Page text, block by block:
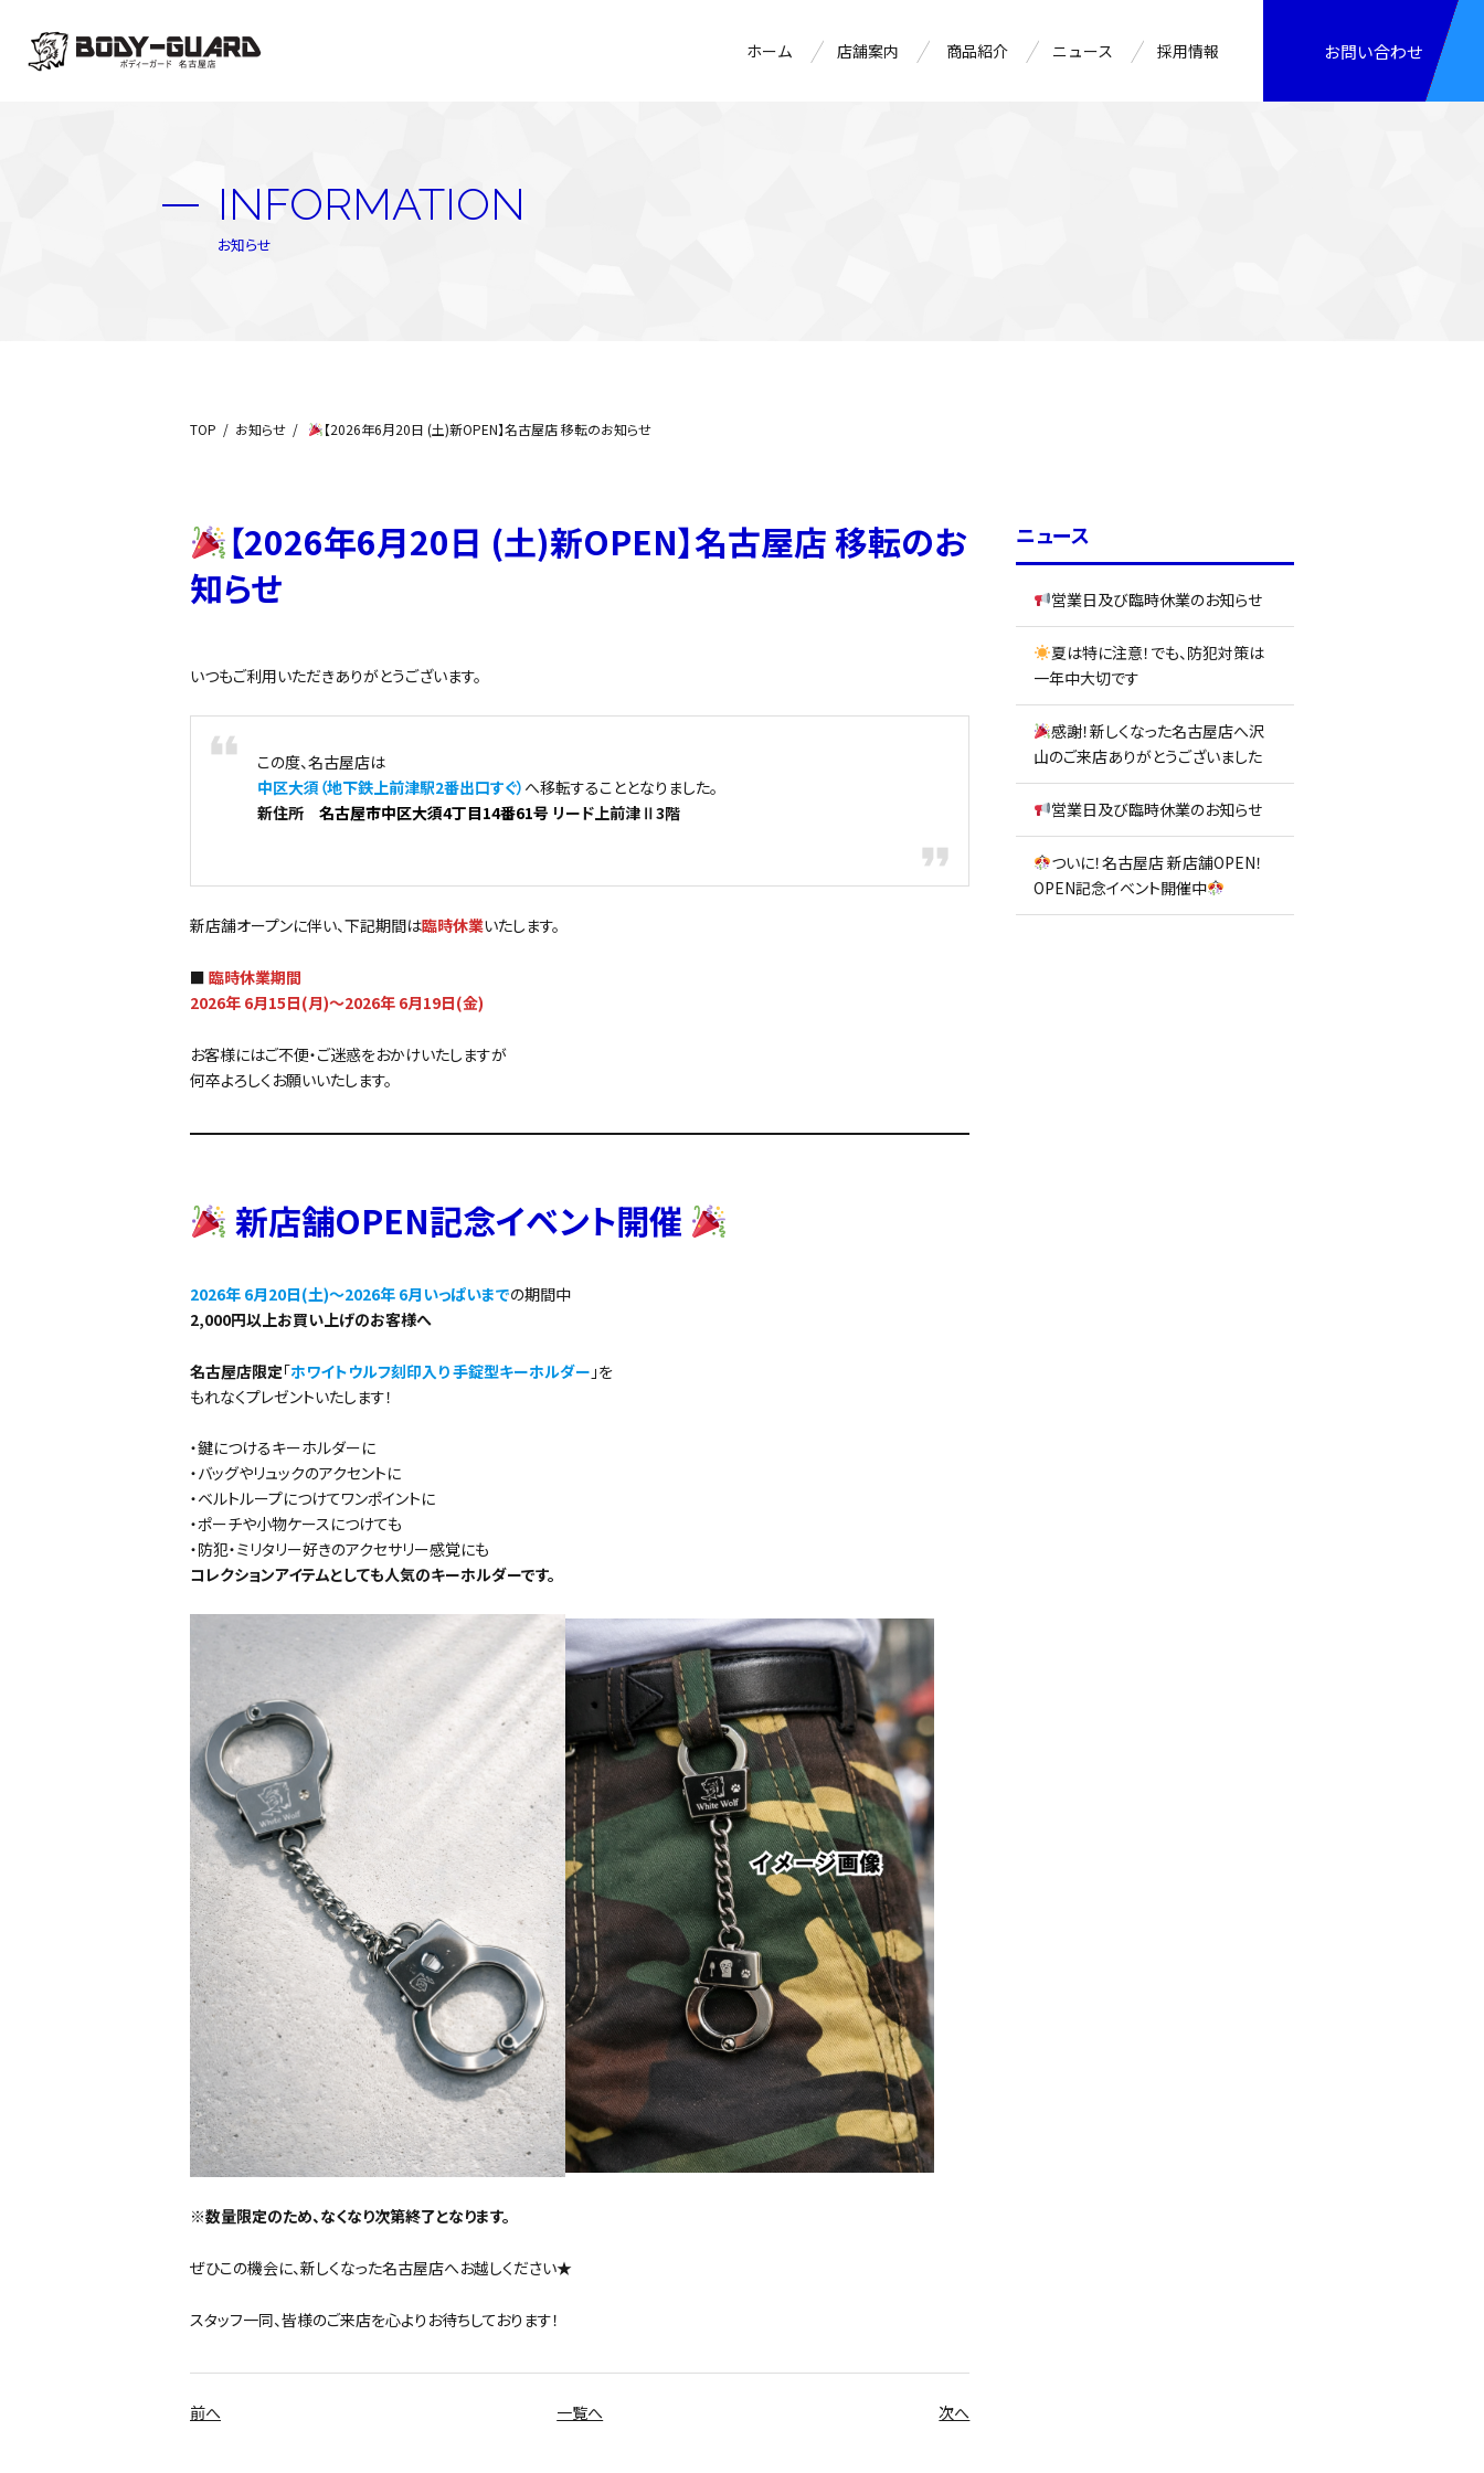
ホーム 店舗案内 商品紹介 ニュース 採用情報 お問い合わせ
INFORMATION
お知らせ
TOP お知らせ 【2026年6月20日 (土)新OPEN】名古屋店 移転のお知らせ
【2026年6月20日 (土)新OPEN】名古屋店 移転のお
知らせ
いつもご利用いただきありがとうございます。
この度、名古屋店は
中区大須（地下鉄上前津駅2番出口すぐ） へ移転することとなりました。
新住所 名古屋市中区大須4丁目14番61号 リード上前津Ⅱ3階
新店舗オープンに伴い、下記期間は臨時休業いたします。
■ 臨時休業期間
2026年 6月15日(月)～2026年 6月19日(金)
お客様にはご不便・ご迷惑をおかけいたしますが
何卒よろしくお願いいたします。
新店舗OPEN記念イベント開催
2026年 6月20日(土)～2026年 6月いっぱいまでの期間中
2,000円以上お買い上げのお客様へ
名古屋店限定「ホワイトウルフ刻印入り 手錠型キーホルダー 」を
もれなくプレゼントいたします！
・鍵につけるキーホルダーに
・バッグやリュックのアクセントに
・ベルトループにつけてワンポイントに
・ポーチや小物ケースにつけても
・防犯・ミリタリー好きのアクセサリー感覚にも
コレクションアイテムとしても人気のキーホルダーです。
※数量限定のため、なくなり次第終了となります。
ぜひこの機会に、新しくなった名古屋店へお越しください★
スタッフ一同、皆様のご来店を心よりお待ちしております！
前へ 一覧へ 次へ
ニュース
営業日及び臨時休業のお知らせ
夏は特に注意！でも、防犯対策は
一年中大切です
感謝！新しくなった名古屋店へ沢
山のご来店ありがとうございました
営業日及び臨時休業のお知らせ
ついに！名古屋店 新店舗OPEN！
OPEN記念イベント開催中